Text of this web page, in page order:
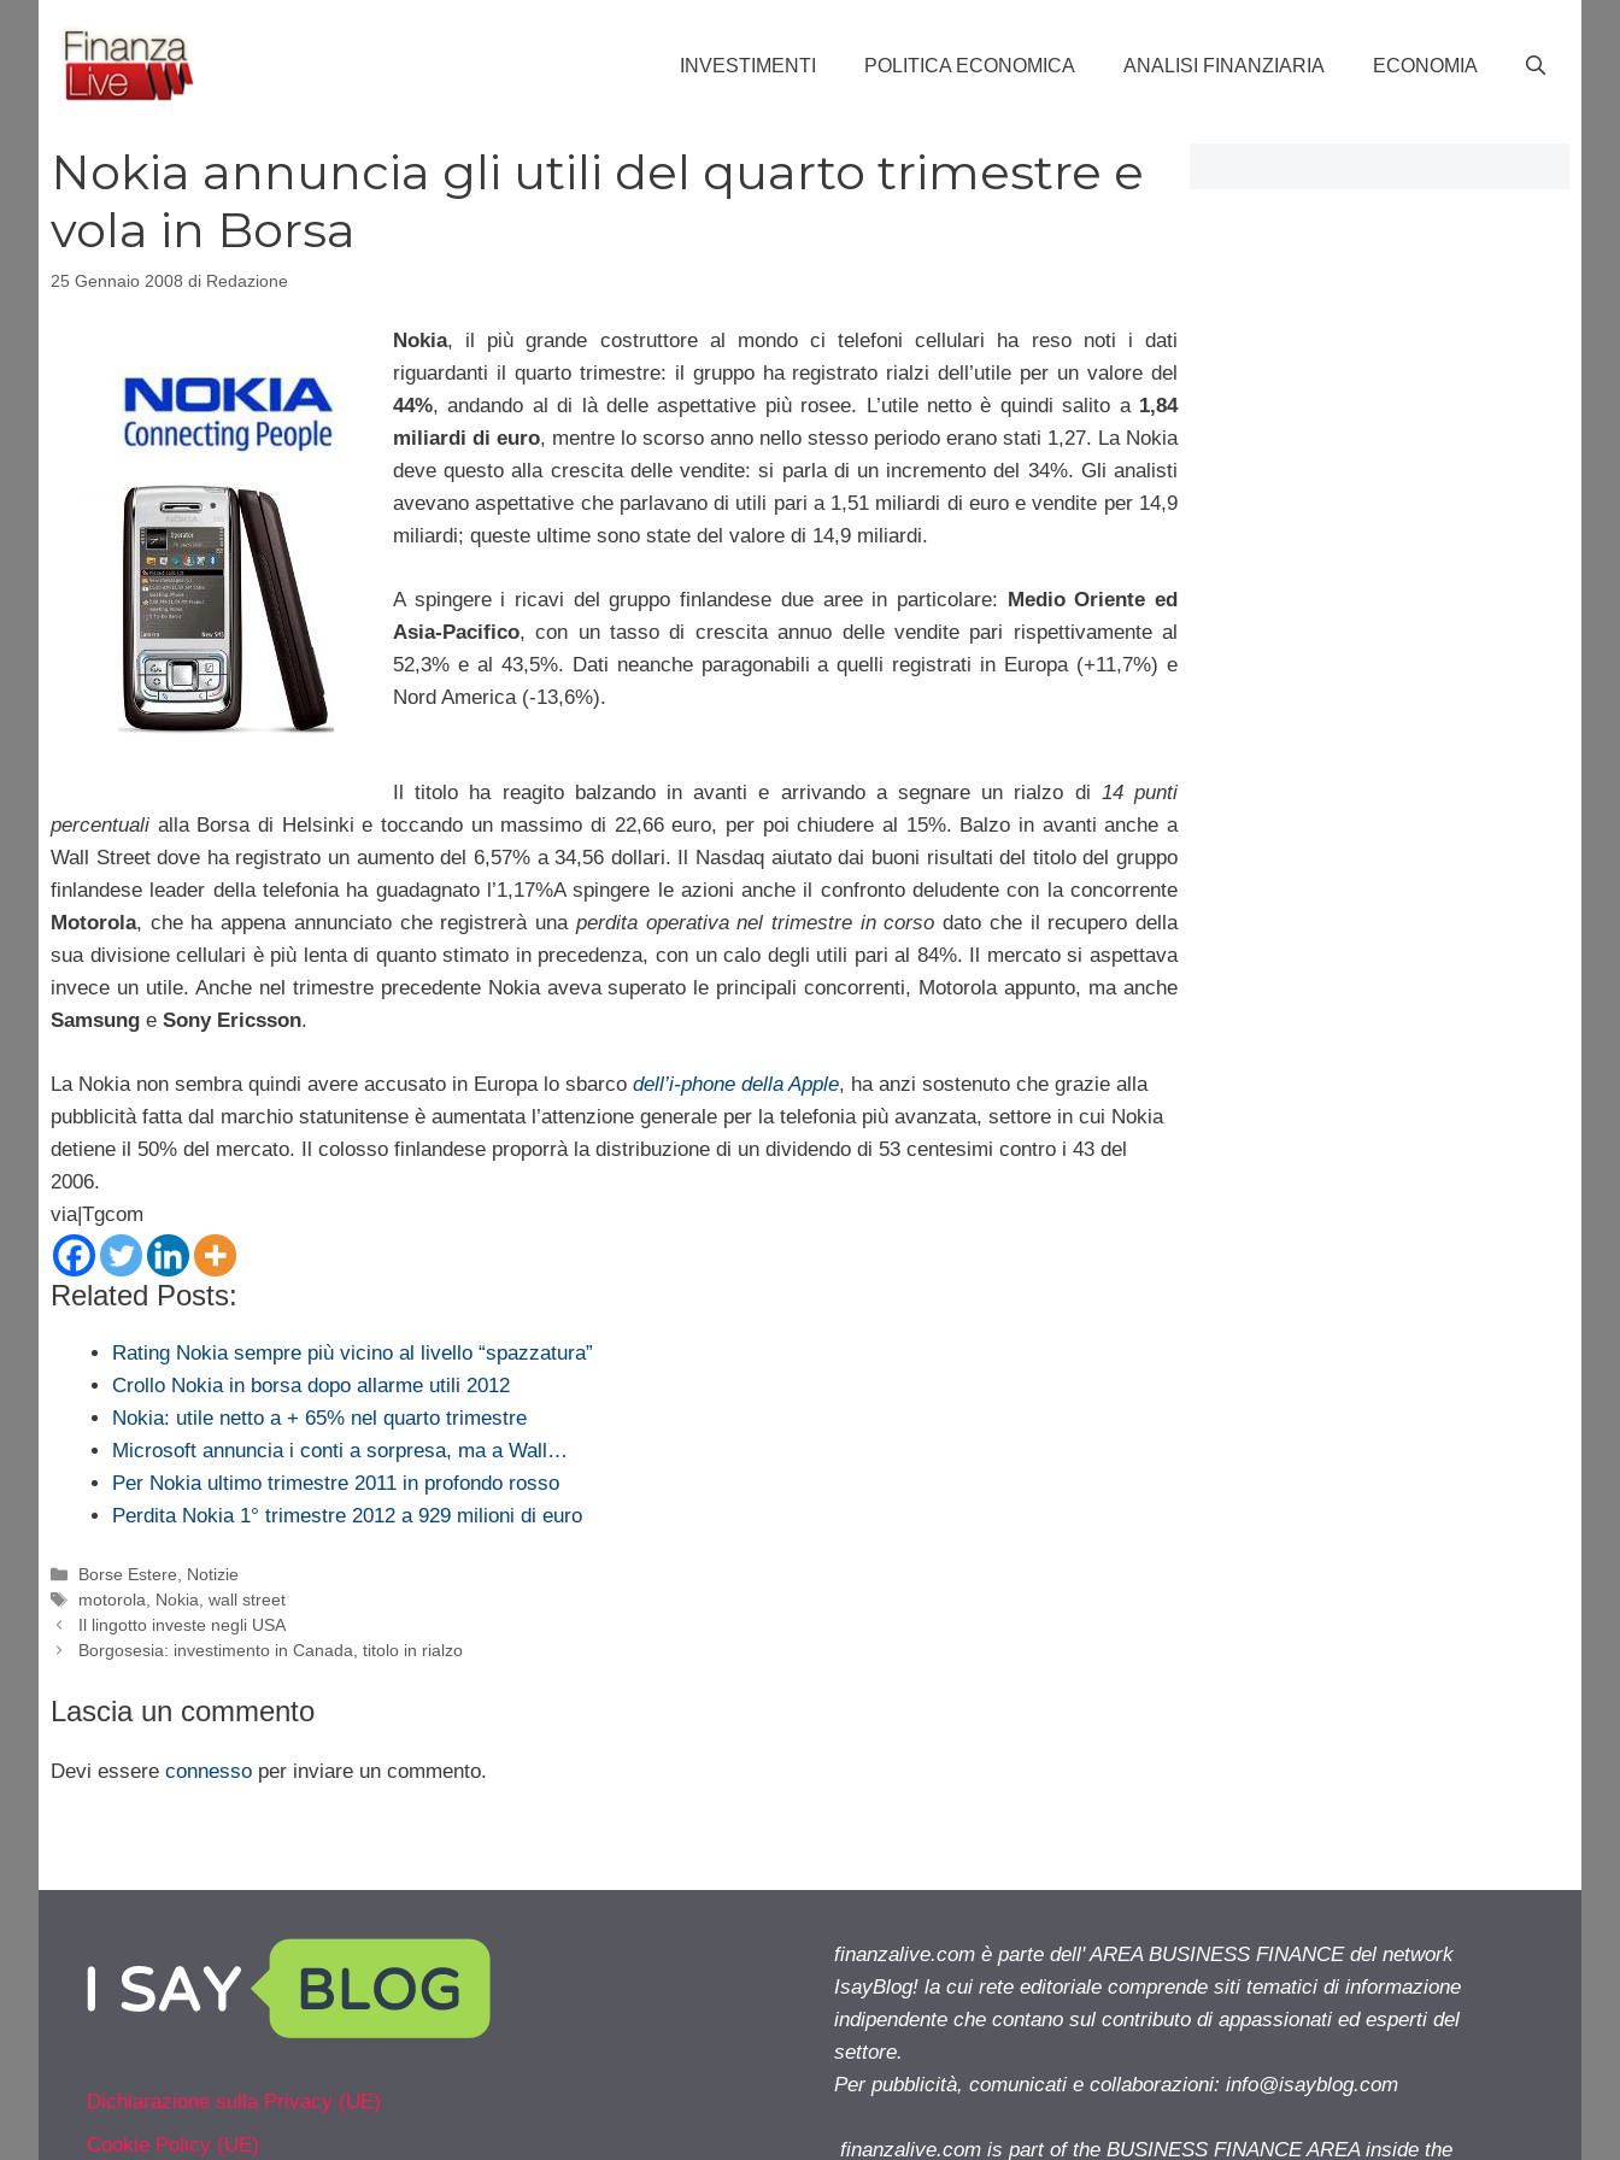
contenuto
INVESTIMENTI POLITICA ECONOMICA ANALISI FINANZIARIA ECONOMIA
Nokia annuncia gli utili del quarto trimestre e
vola in Borsa
25 Gennaio 2008 di Redazione
Nokia, il più grande costruttore al mondo ci telefoni cellulari ha reso noti i dati
riguardanti il quarto trimestre: il gruppo ha registrato rialzi dell’utile per un valore del
44%, andando al di là delle aspettative più rosee. L’utile netto è quindi salito a 1,84
miliardi di euro, mentre lo scorso anno nello stesso periodo erano stati 1,27. La Nokia
deve questo alla crescita delle vendite: si parla di un incremento del 34%. Gli analisti
avevano aspettative che parlavano di utili pari a 1,51 miliardi di euro e vendite per 14,9
miliardi; queste ultime sono state del valore di 14,9 miliardi.
A spingere i ricavi del gruppo finlandese due aree in particolare: Medio Oriente ed
Asia-Pacifico, con un tasso di crescita annuo delle vendite pari rispettivamente al
52,3% e al 43,5%. Dati neanche paragonabili a quelli registrati in Europa (+11,7%) e
Nord America (-13,6%).
Il titolo ha reagito balzando in avanti e arrivando a segnare un rialzo di 14 punti
percentuali alla Borsa di Helsinki e toccando un massimo di 22,66 euro, per poi chiudere al 15%. Balzo in avanti anche a
Wall Street dove ha registrato un aumento del 6,57% a 34,56 dollari. Il Nasdaq aiutato dai buoni risultati del titolo del gruppo
finlandese leader della telefonia ha guadagnato l’1,17%A spingere le azioni anche il confronto deludente con la concorrente
Motorola, che ha appena annunciato che registrerà una perdita operativa nel trimestre in corsodato che il recupero della
sua divisione cellulari è più lenta di quanto stimato in precedenza, con un calo degli utili pari al 84%. Il mercato si aspettava
invece un utile. Anche nel trimestre precedente Nokia aveva superato le principali concorrenti, Motorola appunto, ma anche
Samsung e Sony Ericsson.
La Nokia non sembra quindi avere accusato in Europa lo sbarco dell’i-phone della Apple, ha anzi sostenuto che grazie alla
pubblicità fatta dal marchio statunitense è aumentata l’attenzione generale per la telefonia più avanzata, settore in cui Nokia
detiene il 50% del mercato. Il colosso finlandese proporrà la distribuzione di un dividendo di 53 centesimi contro i 43 del
2006.
via|Tgcom
Related Posts:
Rating Nokia sempre più vicino al livello “spazzatura”
Crollo Nokia in borsa dopo allarme utili 2012
Nokia: utile netto a + 65% nel quarto trimestre
Microsoft annuncia i conti a sorpresa, ma a Wall…
Per Nokia ultimo trimestre 2011 in profondo rosso
Perdita Nokia 1° trimestre 2012 a 929 milioni di euro
Categorie
Borse Estere
Notizie
Tag
motorola Nokia ,wall street
Il lingotto investe negli USA
Borgosesia: investimento in Canada, titolo in rialzo
Lascia un commento
Devi essere connesso per inviare un commento.
Dichiarazione sulla Privacy (UE)
Cookie Policy (UE)
finanzalive.com è parte dell' AREA BUSINESS FINANCE del network
IsayBlog! la cui rete editoriale comprende siti tematici di informazione
indipendente che contano sul contributo di appassionati ed esperti del
settore.
Per pubblicità, comunicati e collaborazioni: info@isayblog.com
finanzalive.com is part of the BUSINESS FINANCE AREA inside the